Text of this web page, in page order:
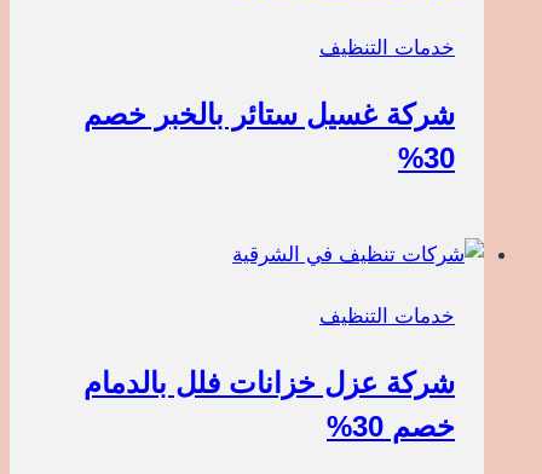
خدمات التنظيف
شركة غسيل ستائر بالخبر خصم
30%
خدمات التنظيف
شركة عزل خزانات فلل بالدمام
خصم 30%